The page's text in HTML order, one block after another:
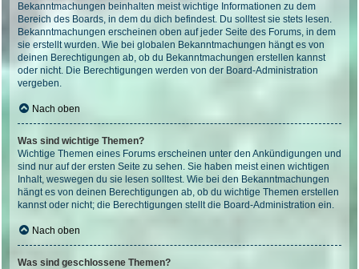
Bekanntmachungen beinhalten meist wichtige Informationen zu dem
Bereich des Boards, in dem du dich befindest. Du solltest sie stets lesen.
Bekanntmachungen erscheinen oben auf jeder Seite des Forums, in dem
sie erstellt wurden. Wie bei globalen Bekanntmachungen hängt es von
deinen Berechtigungen ab, ob du Bekanntmachungen erstellen kannst
oder nicht. Die Berechtigungen werden von der Board-Administration
vergeben.
Nach oben
Was sind wichtige Themen?
Wichtige Themen eines Forums erscheinen unter den Ankündigungen und
sind nur auf der ersten Seite zu sehen. Sie haben meist einen wichtigen
Inhalt, weswegen du sie lesen solltest. Wie bei den Bekanntmachungen
hängt es von deinen Berechtigungen ab, ob du wichtige Themen erstellen
kannst oder nicht; die Berechtigungen stellt die Board-Administration ein.
Nach oben
Was sind geschlossene Themen?